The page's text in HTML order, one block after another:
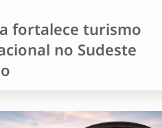
fortalece turismo
no Sudeste